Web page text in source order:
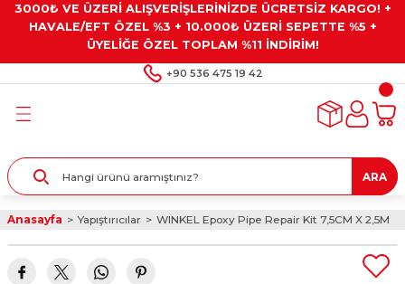
3000₺ VE ÜZERİ ALIŞVERİŞLERİNİZDE ÜCRETSİZ KARGO! +
HAVALE/EFT ÖZEL %3 + 10.000₺ ÜZERİ SEPETTE %5 +
ÜYELİĞE ÖZEL TOPLAM %11 İNDİRİM!
+90 536 475 19 42
Geri Dön
Geri Dön
Geri Dön
Gresler
Geri Dön
Alet Setleri
Geri Dön
Taşları ve
ARA
Anasayfa Yapıştırıcılar WINKEL Epoxy Pipe Repair Kit 7,5CM X 2,5M